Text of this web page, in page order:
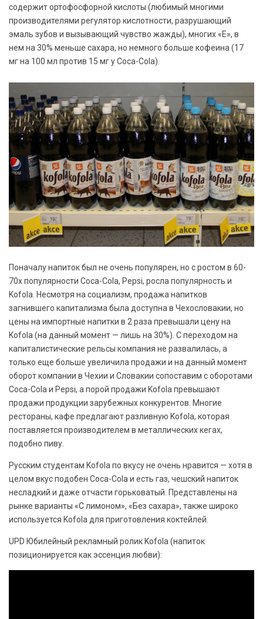
содержит ортофосфорной кислоты (любимый многими
производителями регулятор кислотности, разрушающий
эмаль зубов и вызывающий чувство жажды), многих «Е», в
нем на 30% меньше сахара, но немного больше кофеина (17
мг на 100 мл против 15 мг у Coca-Cola).
Поначалу напиток был не очень популярен, но с ростом в 60-
70х популярности Coca-Cola, Pepsi, росла популярность и
Kofola. Несмотря на социализм, продажа напитков
загнившего капитализма была доступна в Чехословакии, но
цены на импортные напитки в 2 раза превышали цену на
Kofola (на данный момент — лишь на 30%). С переходом на
капиталистические рельсы компания не развалилась, а
только еще больше увеличила продажи и на данный момент
оборот компании в Чехии и Словакии сопоставим с оборотами
Coca-Cola и Pepsi, а порой продажи Kofola превышают
продажи продукции зарубежных конкурентов. Многие
рестораны, кафе предлагают разливную Kofola, которая
поставляется производителем в металлических кегах,
подобно пиву.
Русским студентам Kofola по вкусу не очень нравится — хотя в
целом вкус подобен Coca-Cola и есть газ, чешский напиток
несладкий и даже отчасти горьковатый. Представлены на
рынке варианты «С лимоном», «Без сахара», также широко
используется Kofola для приготовления коктейлей.
UPD Юбилейный рекламный ролик Kofola (напиток
позиционируется как эссенция любви):